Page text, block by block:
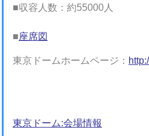
■収容人数：約55000人
■座席図
東京ドームホームページ：
東京ドーム:会場情報